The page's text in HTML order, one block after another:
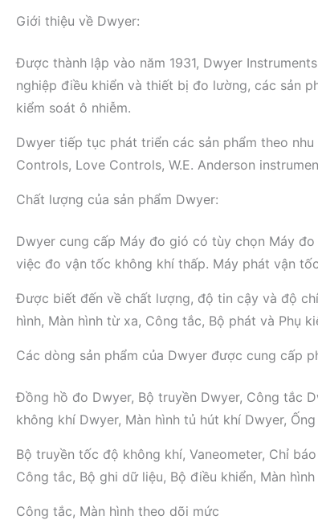
Giới thiệu về Dwyer:
Được thành lập vào năm 1931, Dwyer
nghiệp điều khiển và thiết bị đo lường, các sản
kiểm soát ô nhiễm.
Dwyer tiếp tục phát triển các sản phẩm theo
Controls, Love Controls, W.E. Anderson
Chất lượng của sản phẩm Dwyer:
Dwyer cung cấp Máy đo gió có tùy chọn Máy
việc đo vận tốc không khí thấp. Máy phát vận
Được biết đến về chất lượng, độ tin cậy và độ
hình, Màn hình từ xa, Công tắc, Bộ phát và Phụ
Các dòng sản phẩm của Dwyer được cung cấp
Đồng hồ đo Dwyer, Bộ truyền Dwyer, Công tắc
không khí Dwyer, Màn hình tủ hút khí Dwyer,
Bộ truyền tốc độ không khí, Vaneometer, Chỉ
Công tắc, Bộ ghi dữ liệu, Bộ điều khiển, Màn
Công tắc, Màn hình theo dõi mức